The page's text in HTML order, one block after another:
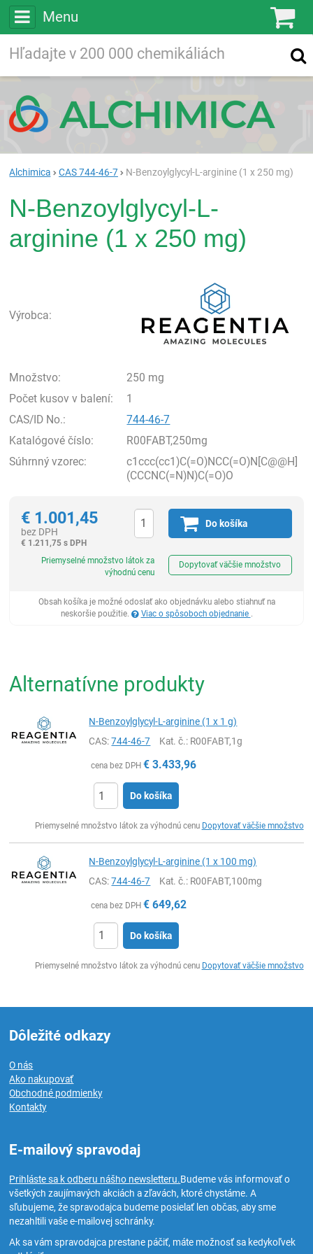
Menu
Vyhľadávanie
Alchimica CAS 744-46-7 N-Benzoylglycyl-L-arginine (1 x 250 mg)
N-Benzoylglycyl-L-
arginine (1 x 250 mg)
Výrobca:
Množstvo:
250 mg
Počet kusov v balení:
1
CAS/ID No.:
744-46-7
Katalógové číslo:
R00FABT,250mg
Súhrnný vzorec:
c1ccc(cc1)C(=O)NCC(=O)N[C@@H]
(CCCNC(=N)N)C(=O)O
€ 1.001,45
bez DPH
€ 1.211,75 s DPH
Do košíka
Priemyselné množstvo látok za
výhodnú cenu
Dopytovať väčšie množstvo
Obsah košíka je možné odoslať ako objednávku alebo stiahnuť na
neskoršie použitie.
Viac o spôsoboch objednanie .
Alternatívne produkty
N-Benzoylglycyl-L-arginine (1 x 1 g)
CAS:744-46-7 Kat. č.: R00FABT,1g
cena bez DPH € 3.433,96
Do košíka
Priemyselné množstvo látok za výhodnú cenu Dopytovať väčšie množstvo
N-Benzoylglycyl-L-arginine (1 x 100 mg)
CAS:744-46-7 Kat. č.: R00FABT,100mg
cena bez DPH € 649,62
Do košíka
Priemyselné množstvo látok za výhodnú cenu Dopytovať väčšie množstvo
Dôležité odkazy
O nás
Ako nakupovať
Obchodné podmienky
Kontakty
E-mailový spravodaj
Prihláste sa k odberu nášho newsletteru.Budeme vás informovať o
všetkých zaujímavých akciách a zľavách, ktoré chystáme. A
sľubujeme, že spravodajca budeme posielať len občas, aby sme
nezahltili vaše e-mailovej schránky.
Ak sa vám spravodajca prestane páčiť, máte možnosť sa kedykoľvek